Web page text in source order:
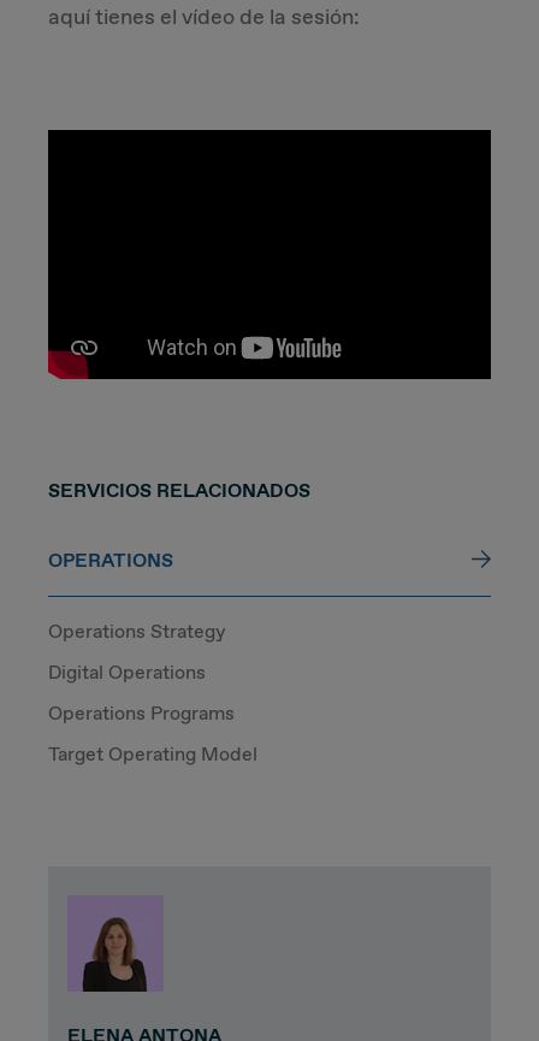
aquí tienes el vídeo de la sesión:
SERVICIOS RELACIONADOS
OPERATIONS
Operations Strategy
Digital Operations
Operations Programs
Target Operating Model